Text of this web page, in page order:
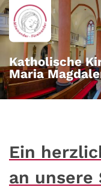
Zum Inhalt springen
Katholische
Maria
Ein
an unsere